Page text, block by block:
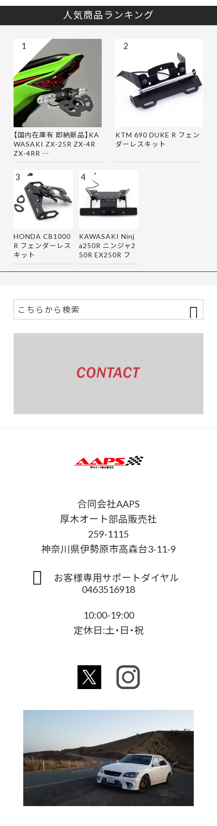
人気商品ランキング
【国内在庫有 即納新品】KA
WASAKI ZX-25R ZX-4R
ZX-4RR …
1
KTM 690 DUKE R フェン
ダーレスキット
2
HONDA CB1000
R フェンダーレス
キット
3
KAWASAKI Ninj
a250R ニンジャ2
50R EX250R フ
ェンダーレス…
4
合同会社AAPS
厚木オート部品販売社
259-1115
神奈川県伊勢原市高森台3-11-9
お客様専用サポートダイヤル
0463516918
10:00-19:00
定休日:土・日・祝